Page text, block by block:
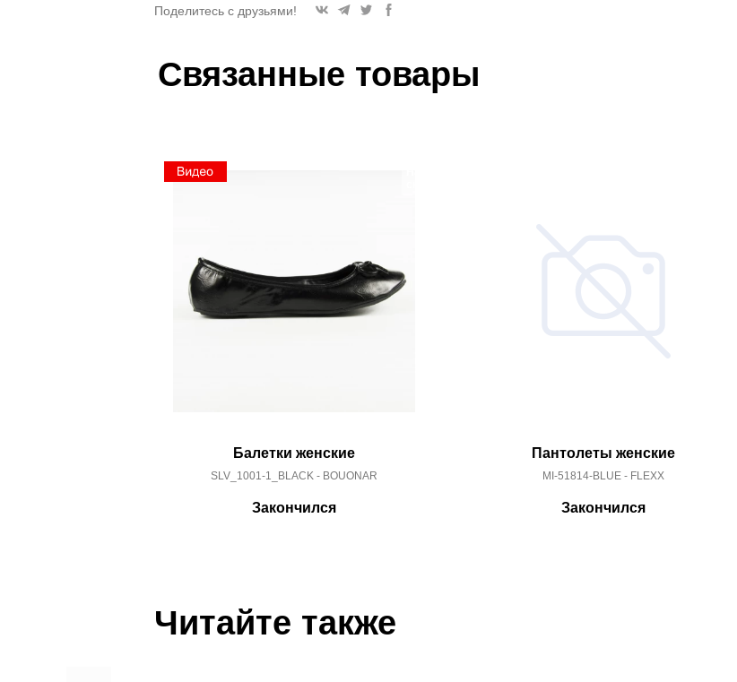
Поделитесь с друзьями!
Связанные товары
Балетки женские
SLV_1001-1_BLACK - BOUONAR
Закончился
Пантолеты женские
MI-51814-BLUE - FLEXX
Закончился
Читайте также